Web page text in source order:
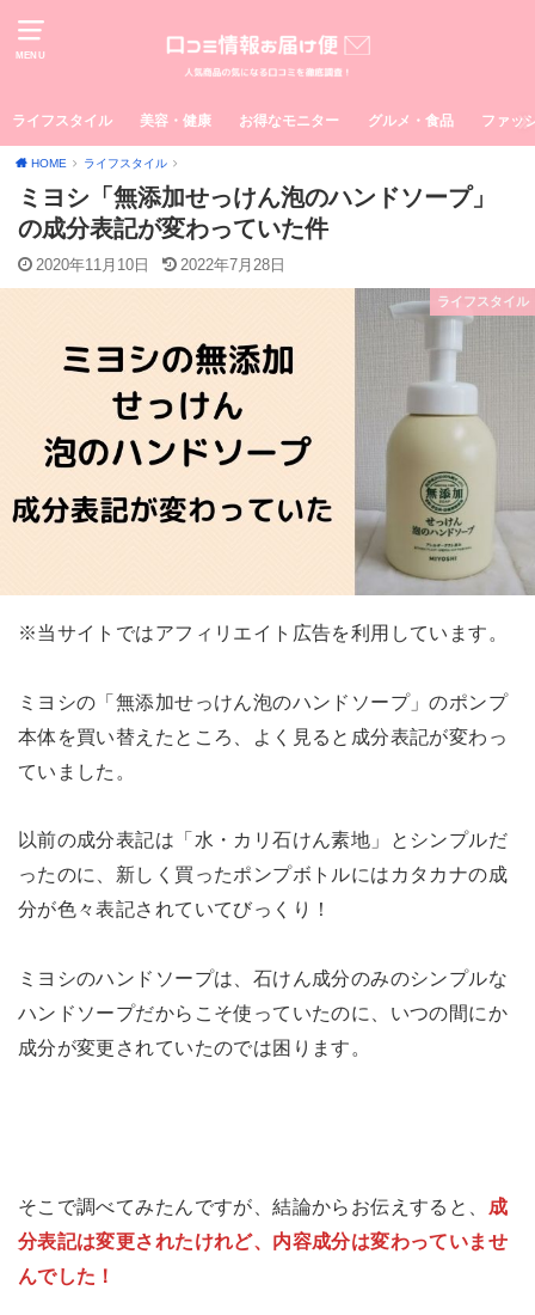
MENU
ライフスタイル 美容・健康 お得なモニター グルメ・食品 ファッ
HOME ライフスタイル
ミヨシ「無添加せっけん泡のハンドソープ」
の成分表記が変わっていた件
2020年11月10日 2022年7月28日
ライフスタイル
※当サイトではアフィリエイト広告を利用しています。
ミヨシの「無添加せっけん泡のハンドソープ」のポンプ
本体を買い替えたところ、よく見ると成分表記が変わっ
ていました。
以前の成分表記は「水・カリ石けん素地」とシンプルだ
ったのに、新しく買ったポンプボトルにはカタカナの成
分が色々表記されていてびっくり！
ミヨシのハンドソープは、石けん成分のみのシンプルな
ハンドソープだからこそ使っていたのに、いつの間にか
成分が変更されていたのでは困ります。
そこで調べてみたんですが、結論からお伝えすると、 成
分表記は変更されたけれど、内容成分は変わっていませ
んでした！